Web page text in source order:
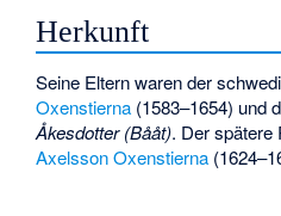
Herkunft
Seine Eltern waren der
Oxenstierna (1583–1654) und
Åkesdotter (Bååt). Der spätere
Axelsson Oxenstierna